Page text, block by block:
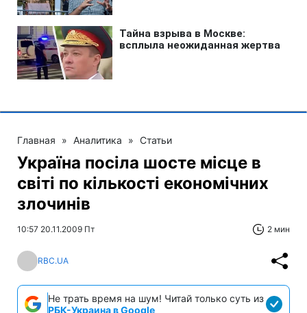
Главная » Аналитика » Статьи
Україна посіла шосте місце в
світі по кількості економічних
злочинів
10:57 20.11.2009 Пт 2 мин
RBC.UA
Не трать время на шум! Читай только суть из
РБК-Украина в Google